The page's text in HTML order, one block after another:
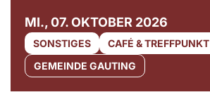
MI., 07. OKTOBER 2026
SONSTIGES
CAFÉ & TREFFPUNKT
GEMEINDE GAUTING